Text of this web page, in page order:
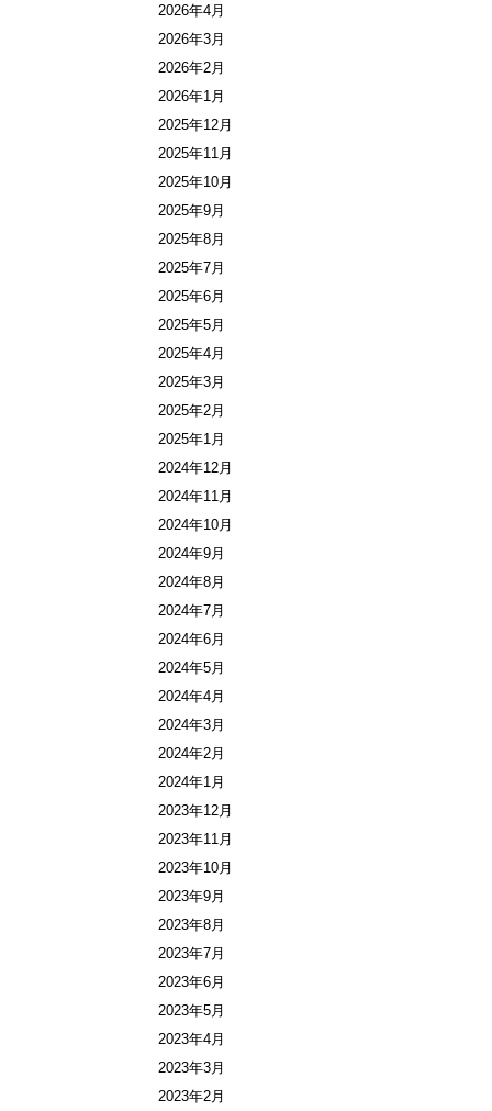
2026年4月
2026年3月
2026年2月
2026年1月
2025年12月
2025年11月
2025年10月
2025年9月
2025年8月
2025年7月
2025年6月
2025年5月
2025年4月
2025年3月
2025年2月
2025年1月
2024年12月
2024年11月
2024年10月
2024年9月
2024年8月
2024年7月
2024年6月
2024年5月
2024年4月
2024年3月
2024年2月
2024年1月
2023年12月
2023年11月
2023年10月
2023年9月
2023年8月
2023年7月
2023年6月
2023年5月
2023年4月
2023年3月
2023年2月